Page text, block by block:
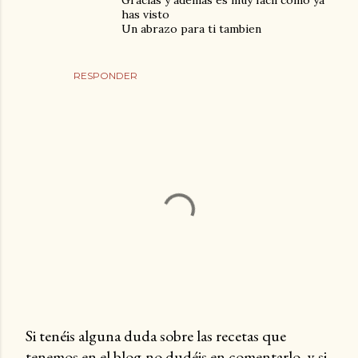
RESPONDER
has visto
Un abrazo para ti tambien
Si tenéis alguna duda sobre las recetas que